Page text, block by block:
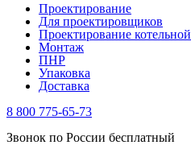
Проектирование
Для проектировщиков
Проектирование котельной
Монтаж
ПНР
Упаковка
Доставка
8 800 775-65-73
Звонок по России бесплатный